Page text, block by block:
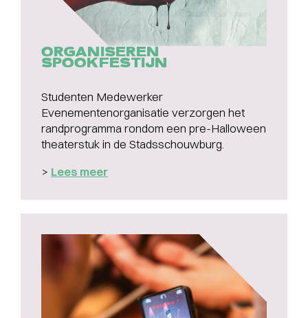
ORGANISEREN
SPOOKFESTIJN
Studenten Medewerker
Evenementenorganisatie verzorgen het
randprogramma rondom een pre-Halloween
theaterstuk in de Stadsschouwburg.
> Lees meer